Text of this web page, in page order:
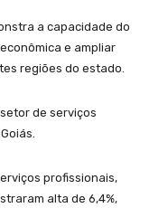
a capacidade do
e ampliar
regiões do estado.
de serviços
profissionais,
alta de 6,4%,